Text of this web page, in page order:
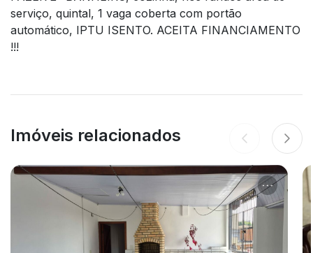
serviço, quintal, 1 vaga coberta com portão
automático, IPTU ISENTO. ACEITA FINANCIAMENTO
!!!
Imóveis relacionados